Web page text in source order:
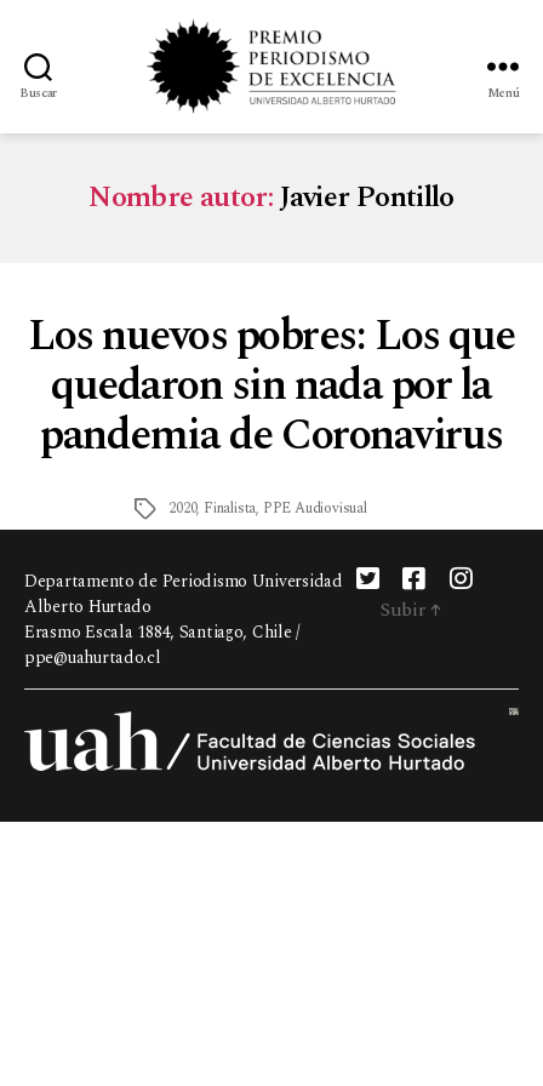
Buscar Menú
Nombre autor:Javier Pontillo
Los nuevos pobres: Los que
quedaron sin nada por la
pandemia de Coronavirus
2020, Finalista, PPE Audiovisual
Departamento de Periodismo Universidad
Alberto Hurtado
Erasmo Escala 1884, Santiago, Chile /
ppe@uahurtado.cl
Subir ↑